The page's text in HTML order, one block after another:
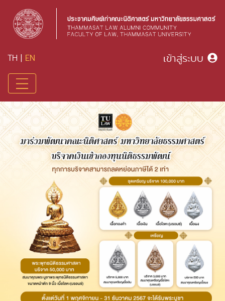
TH | EN เข้าสู่ระบบ